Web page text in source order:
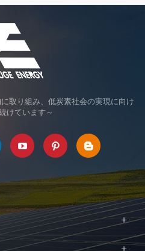
ております。お客様の要求
取り組み、低炭素社会の実現に向け
けています～